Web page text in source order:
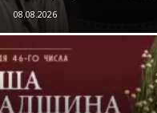
08.08.2026